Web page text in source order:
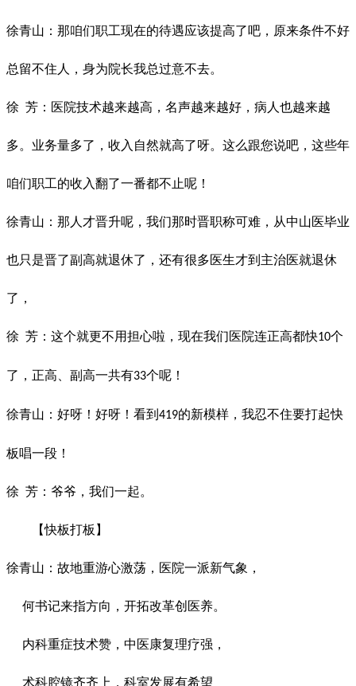
徐青山：那咱们职工现在的待遇应该提高了吧，原来条件不好
总留不住人，身为院长我总过意不去。
徐 芳：医院技术越来越高，名声越来越好，病人也越来越
多。业务量多了，收入自然就高了呀。这么跟您说吧，这些年
咱们职工的收入翻了一番都不止呢！
徐青山：那人才晋升呢，我们那时晋职称可难，从中山医毕业
也只是晋了副高就退休了，还有很多医生才到主治医就退休
了，
徐 芳：这个就更不用担心啦，现在我们医院连正高都快10个
了，正高、副高一共有33个呢！
徐青山：好呀！好呀！看到 419的新模样，我忍不住要打起快
板唱一段！
徐 芳：爷爷，我们一起。
【快板打板】
徐青山：故地重游心激荡，医院一派新气象，
何书记来指方向，开拓改革创医养。
内科重症技术赞，中医康复理疗强，
术科腔镜齐齐上，科室发展有希望